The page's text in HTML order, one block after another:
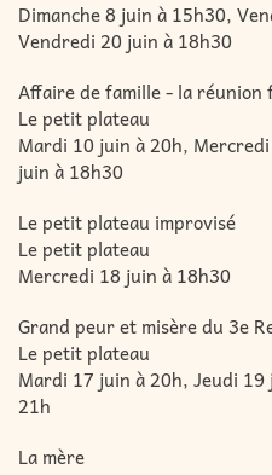
Dimanche 8 juin à 15h30,
Vendredi 20 juin à 18h30
Affaire de famille - la réunion
Le petit plateau
Mardi 10 juin à 20h,
juin à 18h30
Le petit plateau improvisé
Le petit plateau
Mercredi 18 juin à 18h30
Grand peur et misère du 3e
Le petit plateau
Mardi 17 juin à 20h, Jeudi
21h
La mère